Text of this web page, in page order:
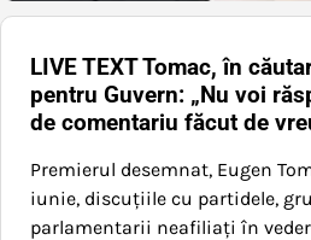
LIVE TEXT Tomac, în
pentru Guvern: „Nu voi
de comentariu făcut de
Premierul desemnat, Eugen
iunie, discuțiile cu partidele,
parlamentarii neafiliați în